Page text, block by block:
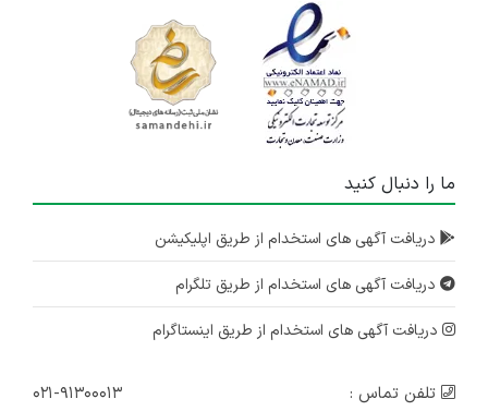
ما را دنبال کنید
دریافت آگهی های استخدام از طریق اپلیکیشن
دریافت آگهی های استخدام از طریق تلگرام
دریافت آگهی های استخدام از طریق اینستاگرام
تلفن تماس :
۰۲۱-۹۱۳۰۰۰۱۳